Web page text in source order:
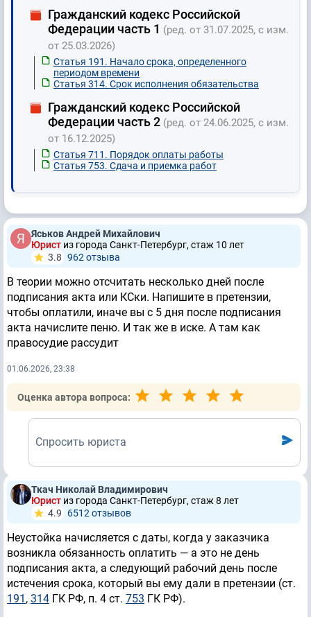
Гражданский кодекс Российской
Федерации часть 1 (ред. от 31.07.2025, с изм.
от 25.03.2026)
Статья 191. Начало срока, определенного
периодом времени
Статья 314. Срок исполнения обязательства
Гражданский кодекс Российской
Федерации часть 2 (ред. от 24.06.2025, с изм.
от 16.12.2025)
Статья 711. Порядок оплаты работы
Статья 753. Сдача и приемка работ
Яськов Андрей Михайлович
Юрист из города Санкт-Петербург, стаж 10 лет
3.8 962 отзывa
В теории можно отсчитать несколько дней после
подписания акта или КСки. Напишите в претензии,
чтобы оплатили, иначе вы с 5 дня после подписания
акта начислите пеню. И так же в иске. А там как
правосудие рассудит
01.06.2026, 23:38
Оценка автора вопроса:
Спросить юриста
Ткач Николай Владимирович
Юрист из города Санкт-Петербург, стаж 8 лет
4.9
6512 отзывов
Неустойка начисляется с даты, когда у заказчика
возникла обязанность оплатить — а это не день
подписания акта, а следующий рабочий день после
истечения срока, который вы ему дали в претензии (ст.
191 , 314 ГК РФ, п. 4 ст. 753 ГК РФ).